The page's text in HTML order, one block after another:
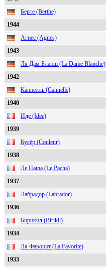
Берте (Berthe)
1944
Агнес (Agnes)
1943
Ля Дам Бланш (La Dame Blanche)
1942
Каннелль (Cannelle)
1940
Иде (Idee)
1939
Кулёр (Couleur)
1938
Ле Паша (Le Pacha)
1937
Лабрадор (Labrador)
1936
Бирикил (Birikil)
1934
Ля Фаворит (La Favorite)
1933